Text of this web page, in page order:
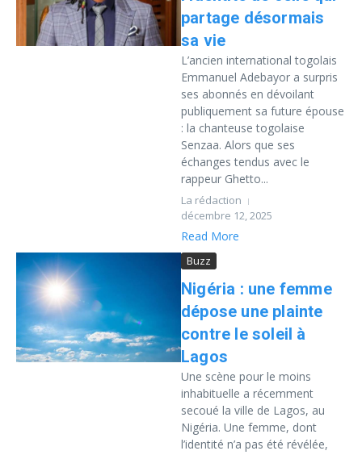
partage désormais
sa vie
L’ancien international togolais
Emmanuel Adebayor a surpris
ses abonnés en dévoilant
publiquement sa future épouse
: la chanteuse togolaise
Senzaa. Alors que ses
échanges tendus avec le
rappeur Ghetto...
La rédaction
décembre 12, 2025
Read More
Buzz
Nigéria : une femme
dépose une plainte
contre le soleil à
Lagos
Une scène pour le moins
inhabituelle a récemment
secoué la ville de Lagos, au
Nigéria. Une femme, dont
l’identité n’a pas été révélée,